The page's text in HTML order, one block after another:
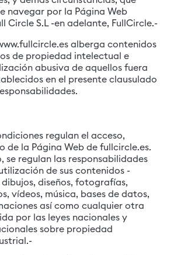
navegar por la Página Web
Circle S.L -en adelante, FullCircle.-
alberga contenidos
de propiedad intelectual e
abusiva de aquellos fuera
en el presente clausulado
regulan el acceso,
de la Página Web defullcircle.es.
se regulan las responsabilidades
de sus contenidos -
diseños, fotografías,
vídeos, música, bases de datos,
así como cualquier otra
por las leyes nacionales y
sobre propiedad